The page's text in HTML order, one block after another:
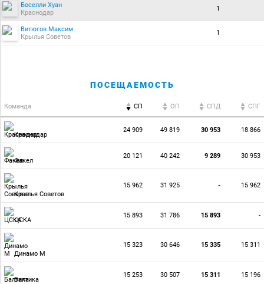
Боселли Хуан
Краснодар
1
Витюгов Максим
Крылья Советов
1
ПОСЕЩАЕМОСТЬ
Команда СП ОП CПД CПГ
Краснодар
24 909 49 819 30 953 18 866
Факел
20 121 40 242 9 289 30 953
Крылья Советов
15 962 31 925 - 15 962
ЦСКА
15 893 31 786 15 893 -
Динамо М
15 323 30 646 15 335 15 311
Балтика
15 253 30 507 15 311 15 196